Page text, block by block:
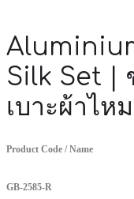
Silk Set |
เบาะผ้าไห
Product Code / Name
GB-2585-R